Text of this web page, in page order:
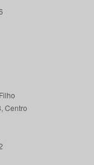
Centro